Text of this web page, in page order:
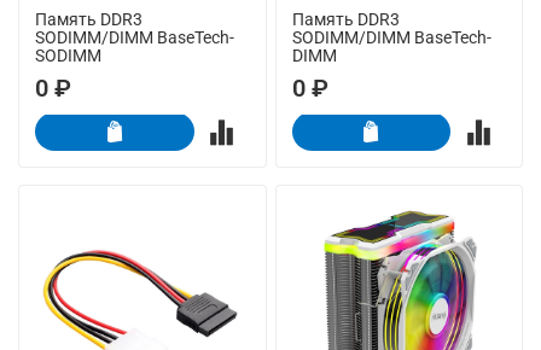
Память DDR3
SODIMM/DIMM BaseTech-
SODIMM
0 ₽
Память DDR3
SODIMM/DIMM BaseTech-
DIMM
0 ₽